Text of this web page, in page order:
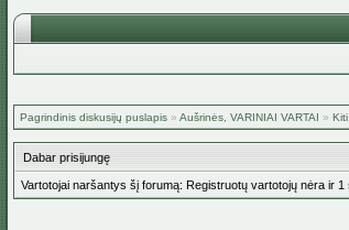
Pagrindinis diskusijų puslapis » Aušrinės, VARINIAI VARTAI »
Dabar prisijungę
Vartotojai naršantys šį forumą: Registruotų vartotojų nėra ir 1